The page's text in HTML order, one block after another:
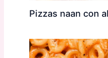
Pizzas naan con